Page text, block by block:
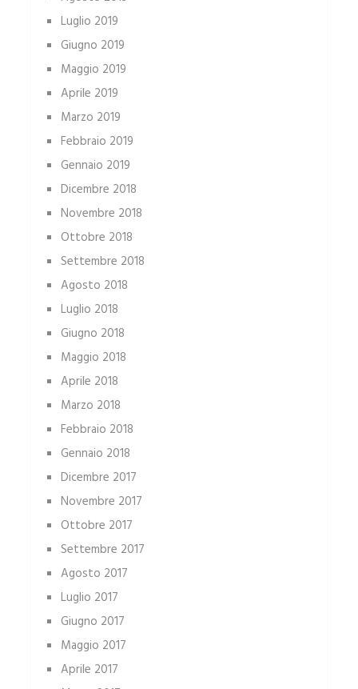
Luglio 2019
Giugno 2019
Maggio 2019
Aprile 2019
Marzo 2019
Febbraio 2019
Gennaio 2019
Dicembre 2018
Novembre 2018
Ottobre 2018
Settembre 2018
Agosto 2018
Luglio 2018
Giugno 2018
Maggio 2018
Aprile 2018
Marzo 2018
Febbraio 2018
Gennaio 2018
Dicembre 2017
Novembre 2017
Ottobre 2017
Settembre 2017
Agosto 2017
Luglio 2017
Giugno 2017
Maggio 2017
Aprile 2017